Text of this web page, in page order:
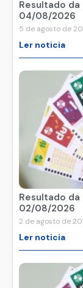
Resultado da
04/08/2026
5 de agosto de
Ler noticia
Resultado da
02/08/2026
2 de agosto de
Ler noticia